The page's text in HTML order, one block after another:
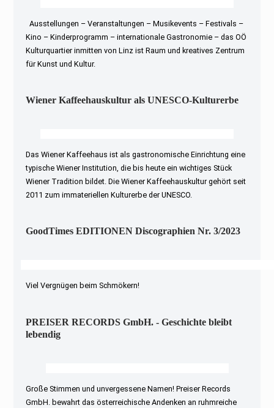
Ausstellungen – Veranstaltungen – Musikevents – Festivals –
Kino – Kinderprogramm – internationale Gastronomie – das OÖ
Kulturquartier inmitten von Linz ist Raum und kreatives Zentrum
für Kunst und Kultur.
Wiener Kaffeehauskultur als UNESCO-Kulturerbe
Das Wiener Kaffeehaus ist als gastronomische Einrichtung eine
typische Wiener Institution, die bis heute ein wichtiges Stück
Wiener Tradition bildet. Die Wiener Kaffeehauskultur gehört seit
2011 zum immateriellen Kulturerbe der UNESCO.
GoodTimes EDITIONEN Discographien Nr. 3/2023
Viel Vergnügen beim Schmökern!
PREISER RECORDS GmbH. - Geschichte bleibt
lebendig
Große Stimmen und unvergessene Namen! Preiser Records
GmbH. bewahrt das österreichische Andenken an ruhmreiche